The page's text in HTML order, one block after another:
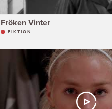
Fröken Vinter
FIKTION